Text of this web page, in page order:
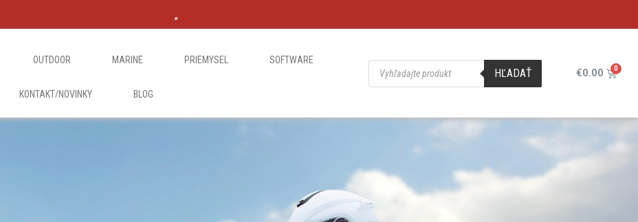
„
OUTDOOR MARINE PRIEMYSEL SOFTWARE
KONTAKT/NOVINKY BLOG
HĽADAŤ €0.00